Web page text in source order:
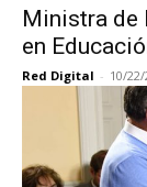
Ministra de
en
Red Digital - 10/